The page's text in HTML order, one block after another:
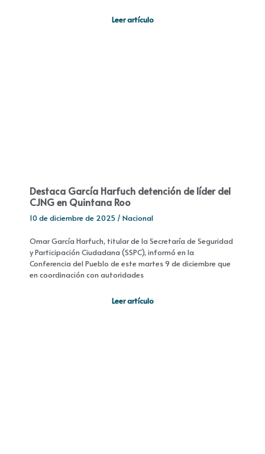
Leer artículo
Destaca García Harfuch detención de líder del
CJNG en Quintana Roo
10 de diciembre de 2025 / Nacional
Omar García Harfuch, titular de la Secretaría de Seguridad
y Participación Ciudadana (SSPC), informó en la
Conferencia del Pueblo de este martes 9 de diciembre que
en coordinación con autoridades
Leer artículo